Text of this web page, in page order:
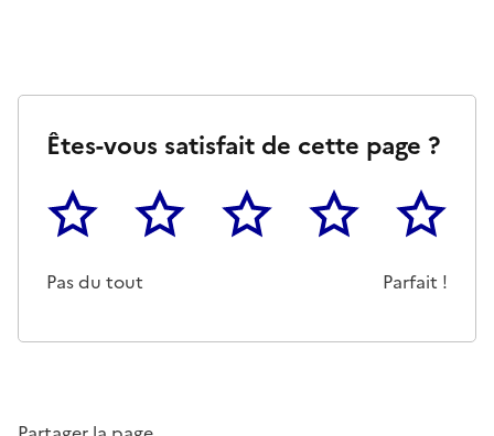
Êtes-vous satisfait de cette page ?
1
Pas du tout
2 3 4 5
Parfait !